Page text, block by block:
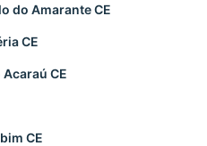
do Amarante CE
CE
CE
CE